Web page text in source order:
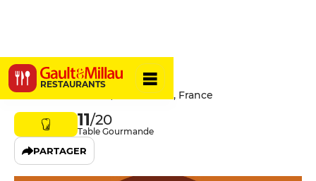
RESTAURANTS
Mieux
21 Rue Saint-Lazare, 75009 Paris, France
11/20
Table Gourmande
PARTAGER